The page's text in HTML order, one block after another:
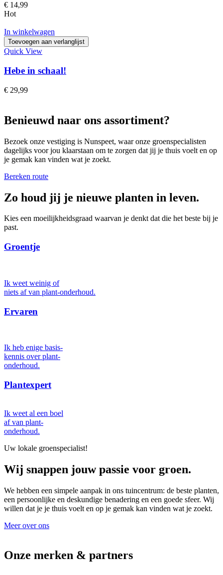
€ 14,99
Hot
In winkelwagen
Toevoegen aan verlanglijst
Quick View
Hebe in schaal!
€ 29,99
Benieuwd naar ons assortiment?
Bezoek onze vestiging is Nunspeet, waar onze groenspecialisten
dagelijks voor jou klaarstaan om te zorgen dat jij je thuis voelt en op
je gemak kan vinden wat je zoekt.
Bereken route
Zo houd jij je nieuwe planten in leven.
Kies een moeilijkheidsgraad waarvan je denkt dat die het beste bij je
past.
Groentje
Ik weet weinig of
niets af van plant-onderhoud.
Ervaren
Ik heb enige basis-
kennis over plant-
onderhoud.
Plantexpert
Ik weet al een boel
af van plant-
onderhoud.
Uw lokale groenspecialist!
Wij snappen jouw passie voor groen.
We hebben een simpele aanpak in ons tuincentrum: de beste planten,
een persoonlijke en deskundige benadering en een goede sfeer. Wij
willen dat je je thuis voelt en op je gemak kan vinden wat je zoekt.
Meer over ons
Onze merken & partners